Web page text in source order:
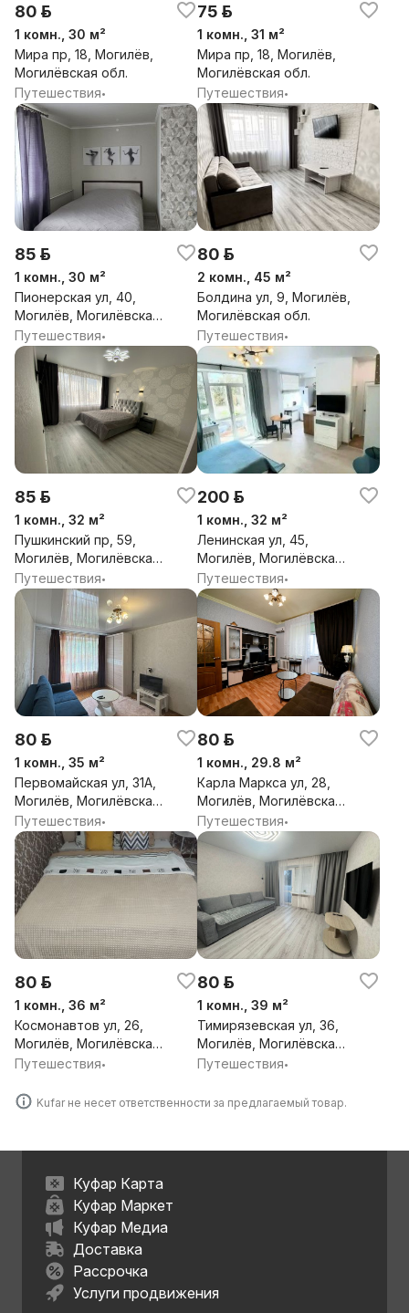
80 р.
1 комн., 30 м²
Мира пр, 18, Могилёв,
Могилёвская обл.
Путешествия•
75 р.
1 комн., 31 м²
Мира пр, 18, Могилёв,
Могилёвская обл.
Путешествия•
85 р.
1 комн., 30 м²
Пионерская ул, 40,
Могилёв, Могилёвская
обл.
Путешествия•
80 р.
2 комн., 45 м²
Болдина ул, 9, Могилёв,
Могилёвская обл.
Путешествия•
85 р.
1 комн., 32 м²
Пушкинский пр, 59,
Могилёв, Могилёвская
обл.
Путешествия•
200 р.
1 комн., 32 м²
Ленинская ул, 45,
Могилёв, Могилёвская
обл.
Путешествия•
80 р.
1 комн., 35 м²
Первомайская ул, 31А,
Могилёв, Могилёвская
обл.
Путешествия•
80 р.
1 комн., 29.8 м²
Карла Маркса ул, 28,
Могилёв, Могилёвская
обл.
Путешествия•
80 р.
1 комн., 36 м²
Космонавтов ул, 26,
Могилёв, Могилёвская
обл.
Путешествия•
80 р.
1 комн., 39 м²
Тимирязевская ул, 36,
Могилёв, Могилёвская
обл.
Путешествия•
Kufar не несет ответственности за предлагаемый товар.
Куфар Карта
Куфар Маркет
Куфар Медиа
Доставка
Рассрочка
Услуги продвижения